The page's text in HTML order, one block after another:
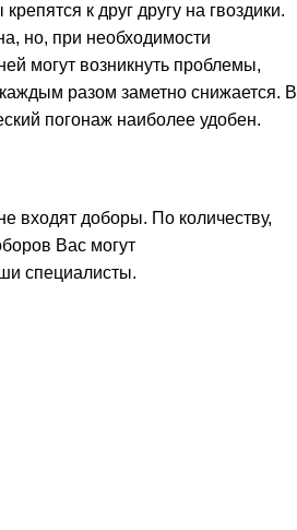
к друг другу на гвоздики.
но, при необходимости
могут возникнуть проблемы,
разом заметно снижается. В
погонаж наиболее удобен.
входят доборы. По количеству,
Вас могут
специалисты.